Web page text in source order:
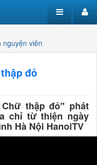
nguyện viên
đỏ
thập đỏ" phát
chỉ từ thiện ngày
Hà Nội HanoiTV